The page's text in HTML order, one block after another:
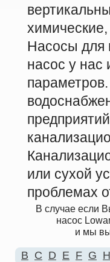
Насосы для
насос у нас
или сухой
проблемах
В случае если
насос
и мы
B C D E F G H